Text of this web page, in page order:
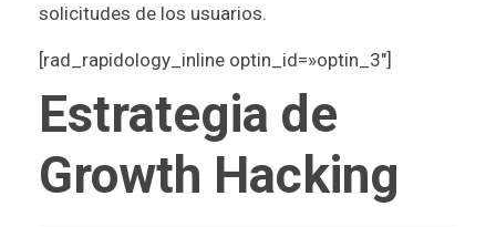
solicitudes de los usuarios.
[rad_rapidology_inline optin_id=»optin_3″]
Estrategia de
Growth Hacking